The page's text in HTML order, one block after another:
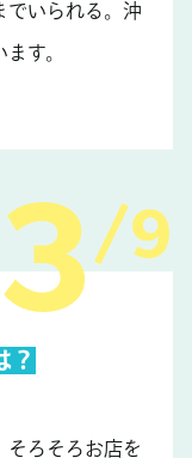
でいられる。沖
す。
9
？
そろそろお店を